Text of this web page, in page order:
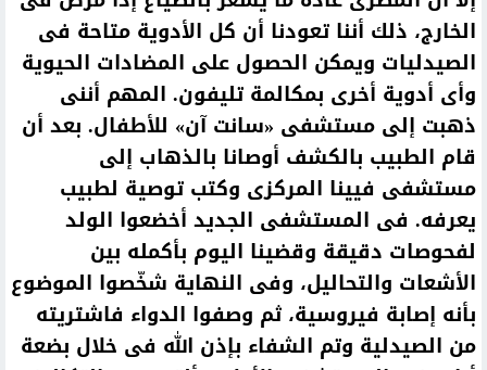
الخارج، ذلك أننا تعودنا أن كل الأدوية متاحة فى
الصيدليات ويمكن الحصول على المضادات الحيوية
وأى أدوية أخرى بمكالمة تليفون. المهم أننى
ذهبت إلى مستشفى «سانت آن» للأطفال. بعد أن
قام الطبيب بالكشف أوصانا بالذهاب إلى
مستشفى فيينا المركزى وكتب توصية لطبيب
يعرفه. فى المستشفى الجديد أخضعوا الولد
لفحوصات دقيقة وقضينا اليوم بأكمله بين
الأشعات والتحاليل، وفى النهاية شخّصوا الموضوع
بأنه إصابة فيروسية، ثم وصفوا الدواء فاشتريته
من الصيدلية وتم الشفاء بإذن الله فى خلال بضعة